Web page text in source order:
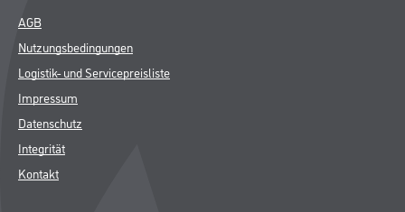
AGB
Nutzungsbedingungen
Logistik- und Servicepreisliste
Impressum
Datenschutz
Integrität
Kontakt